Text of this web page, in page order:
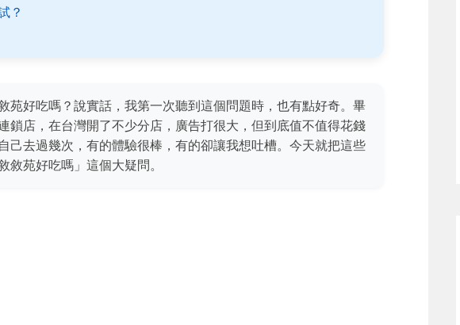
？
苑好吃嗎？說實話，我第一次聽到這個問題時，也有點好奇。畢
鎖店，在台灣開了不少分店，廣告打很大，但到底值不值得花錢
己去過幾次，有的體驗很棒，有的卻讓我想吐槽。今天就把這些
敘苑好吃嗎」這個大疑問。